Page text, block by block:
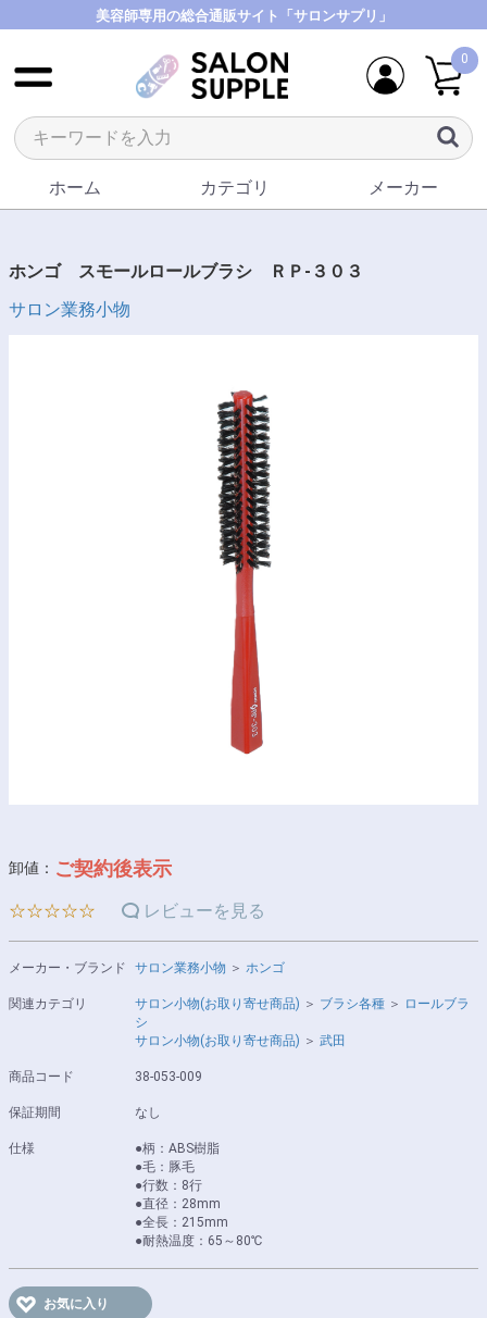
美容師専用の総合通販サイト「サロンサプリ」
0
ホーム カテゴリ メーカー
ホンゴ スモールロールブラシ ＲＰ-３０３
サロン業務小物
卸値： ご契約後表示
☆☆☆☆☆ レビューを見る
メーカー・ブランド サロン業務小物 ＞ ホンゴ
関連カテゴリ サロン小物(お取り寄せ商品) ＞ ブラシ各種 ＞ ロールブラ
シ
サロン小物(お取り寄せ商品) ＞ 武田
商品コード 38-053-009
保証期間 なし
仕様
●柄：ABS樹脂
●毛：豚毛
●行数：8行
●直径：28mm
●全長：215mm
●耐熱温度：65～80℃
お気に入り